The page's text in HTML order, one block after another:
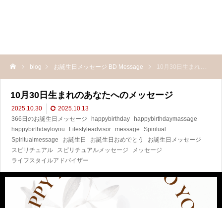
blog お誕生日メッセージ BD Message 10月30日生まれのあなたへのメッセージ
10月30日生まれのあなたへのメッセージ
2025.10.30
2025.10.13
366日のお誕生日メッセージ
happybirthday
happybirthdaymassage
happybirthdaytoyou
Lifestyleadvisor message
Spiritual
Spiritualmessage
お誕生日 お誕生日おめでとう
お誕生日メッセージ
スピリチュアル
スピリチュアルメッセージ
メッセージ
ライフスタイルアドバイザー